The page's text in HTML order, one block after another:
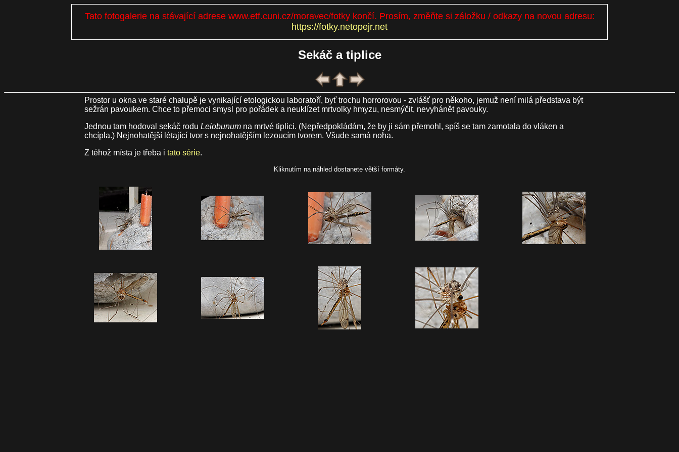
Tato fotogalerie na stávající adrese www.etf.cuni.cz/moravec/fotky končí. Prosím, změňte si záložku / odkazy na novou adresu:
https://fotky.netopejr.net
Sekáč a tiplice
Prostor u okna ve staré chalupě je vynikající etologickou laboratoří, byť trochu horrorovou - zvlášť pro někoho, jemuž není milá představa být
sežrán pavoukem. Chce to přemoci smysl pro pořádek a neuklízet mrtvolky hmyzu, nesmýčit, nevyhánět pavouky.
Jednou tam hodoval sekáč roduLeiobunum na mrtvé tiplici. (Nepředpokládám, že by ji sám přemohl, spíš se tam zamotala do vláken a
chcípla.) Nejnohatější létající tvor s nejnohatějším lezoucím tvorem. Všude samá noha.
Z téhož místa je třeba itato série.
Kliknutím na náhled dostanete větší formáty.